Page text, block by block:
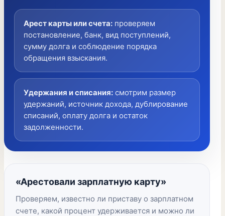
Арест карты или счета: проверяем
постановление, банк, вид поступлений,
сумму долга и соблюдение порядка
обращения взыскания.
Удержания и списания: смотрим размер
удержаний, источник дохода, дублирование
списаний, оплату долга и остаток
задолженности.
«Арестовали зарплатную карту»
Проверяем, известно ли приставу о зарплатном
счете, какой процент удерживается и можно ли